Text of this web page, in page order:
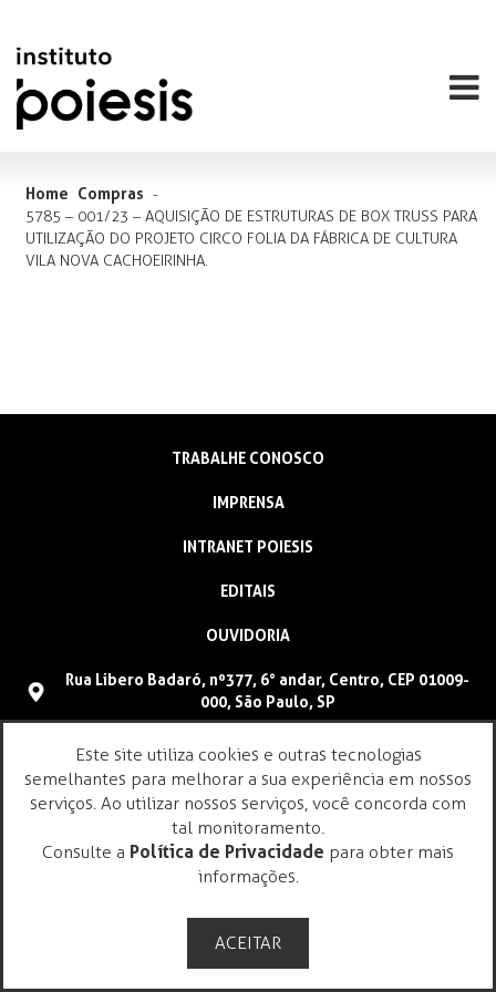
Home Compras -
5785 – 001/23 – AQUISIÇÃO DE ESTRUTURAS DE BOX TRUSS PARA
UTILIZAÇÃO DO PROJETO CIRCO FOLIA DA FÁBRICA DE CULTURA
VILA NOVA CACHOEIRINHA.
TRABALHE CONOSCO
IMPRENSA
INTRANET POIESIS
EDITAIS
OUVIDORIA
Rua Libero Badaró, nº377, 6° andar, Centro, CEP 01009-
000, São Paulo, SP
Este site utiliza cookies e outras tecnologias
semelhantes para melhorar a sua experiência em nossos
serviços. Ao utilizar nossos serviços, você concorda com
tal monitoramento.
Consulte a Política de Privacidade para obter mais
informações.
ACEITAR